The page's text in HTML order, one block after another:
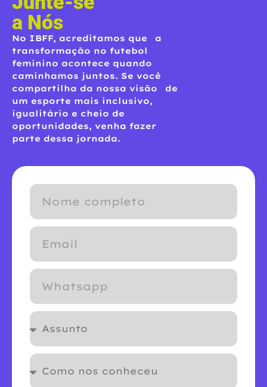
a Nós
No IBFF, acreditamos que a
transformação no futebol
feminino acontece quando
caminhamos juntos. Se você
compartilha da nossa visão de
um esporte mais inclusivo,
igualitário e cheio de
oportunidades, venha fazer
parte dessa jornada.